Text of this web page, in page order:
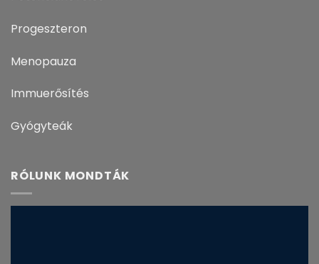
Progeszteron
Menopauza
Immuerősítés
Gyógyteák
RÓLUNK MONDTÁK